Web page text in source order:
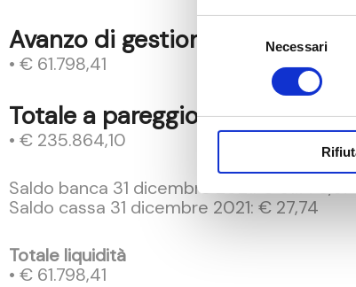
Necessari
Avanzo di gestione
• € 61.798,41
Totale a pareggio
• € 235.864,10
Saldo banca 31 dicembre 2021: € 61.770,67
Saldo cassa 31 dicembre 2021: € 27,74
Totale liquidità
• € 61.798,41